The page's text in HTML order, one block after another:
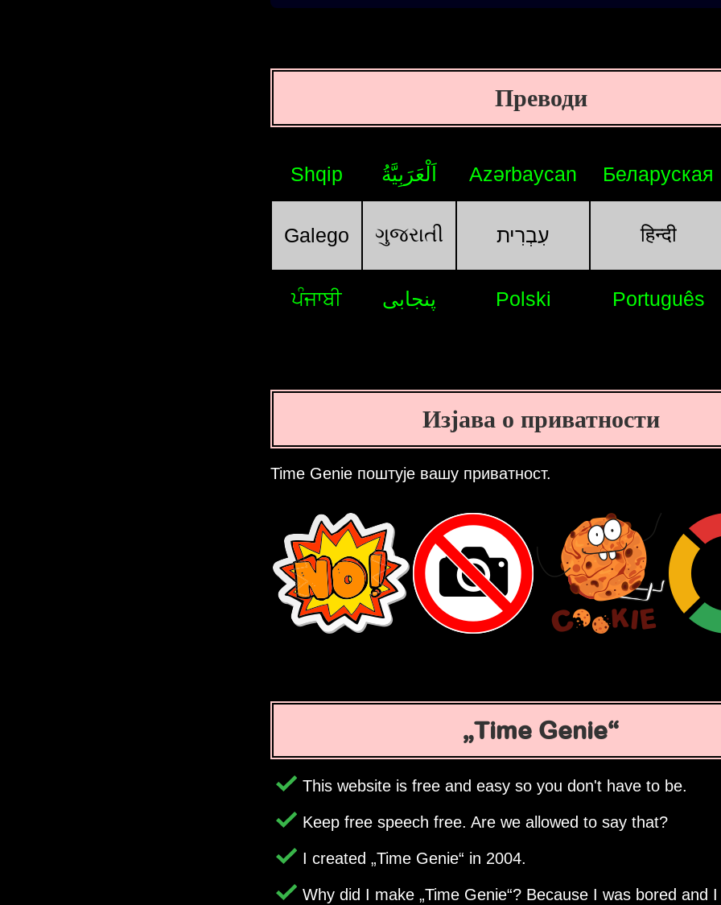
Преводи
Shqip اَلْعَرَبِيَّةُ Azərbaycan Беларуская
Galego ગુજરાતી עִבְרִית हिन्दी
ਪੰਜਾਬੀ پنجابی Polski Português
Изјава о приватности
Time Genie поштује вашу приватност.
Time Genie
This website is free and easy so you don't have to be.
Keep free speech free. Are we allowed to say that?
I created Time Genie in 2004.
Why did I make Time Genie ? Because I was bored and